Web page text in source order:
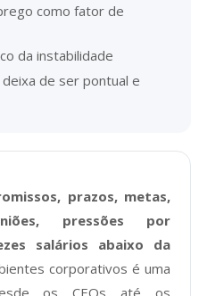
como fator de
da instabilidade
de ser pontual e
prazos, metas,
pressões por
salários abaixo da
corporativos é uma
os CEOs até os